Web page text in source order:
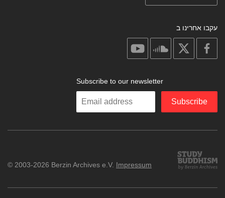
עקבו אחרינו ב
facebook
soundcloud
Subscribe to our newsletter
Enter
Subscribe
Study
Buddhism
© 2003-2026 Berzin Archives e.V. Impressum